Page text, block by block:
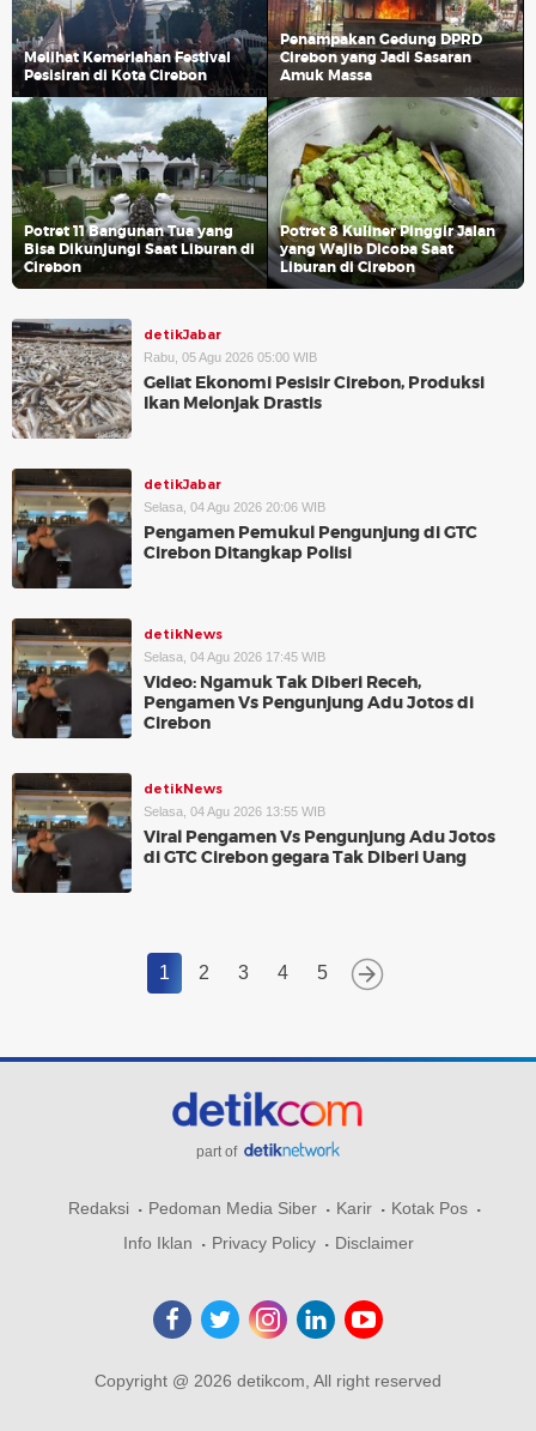
Melihat Kemeriahan Festival
Pesisiran di Kota Cirebon
Penampakan Gedung DPRD
Cirebon yang Jadi Sasaran
Amuk Massa
Potret 11 Bangunan Tua yang
Bisa Dikunjungi Saat Liburan di
Cirebon
Potret 8 Kuliner Pinggir Jalan
yang Wajib Dicoba Saat
Liburan di Cirebon
detikJabar
Rabu, 05 Agu 2026 05:00 WIB
Geliat Ekonomi Pesisir Cirebon, Produksi
Ikan Melonjak Drastis
detikJabar
Selasa, 04 Agu 2026 20:06 WIB
Pengamen Pemukul Pengunjung di GTC
Cirebon Ditangkap Polisi
detikNews
Selasa, 04 Agu 2026 17:45 WIB
Video: Ngamuk Tak Diberi Receh,
Pengamen Vs Pengunjung Adu Jotos di
Cirebon
detikNews
Selasa, 04 Agu 2026 13:55 WIB
Viral Pengamen Vs Pengunjung Adu Jotos
di GTC Cirebon gegara Tak Diberi Uang
1 2 3 4 5
part of
Redaksi Pedoman Media Siber Karir
Kotak Pos
Info Iklan
Privacy Policy Disclaimer
Copyright @ 2026 detikcom, All right reserved